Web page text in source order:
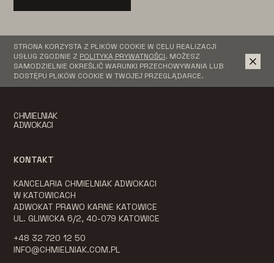
STRONA KORZYSTA Z PLIKÓW COOKIE W CELU REALIZACJI
USŁUG ZGODNIE Z POLITYKĄ PRYWATNOŚCI. MOŻESZ
SAMODZIELNIE OKREŚLIĆ WARUNKI PRZECHOWYWANIA LUB
DOSTĘPU PLIKÓW COOKIE W TWOJEJ PRZEGLĄDARCE.
CHMIELNIAK
ADWOKACI
KONTAKT
KANCELARIA CHMIELNIAK ADWOKACI
W KATOWICACH
ADWOKAT PRAWO KARNE KATOWICE
UL. GLIWICKA 6/2, 40-079 KATOWICE
+48 32 720 12 50
INFO@CHMIELNIAK.COM.PL